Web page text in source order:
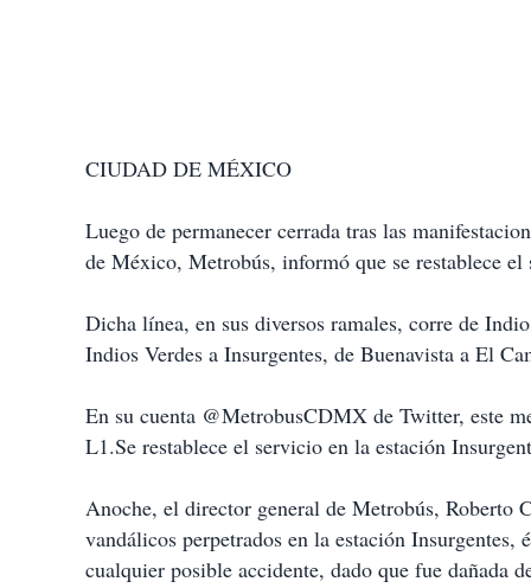
CIUDAD DE MÉXICO
Luego de permanecer cerrada tras las
de México, Metrobús, informó que se restablece
Dicha línea, en sus diversos ramales, corre de
Indios Verdes a Insurgentes, de Buenavista a El
En su cuenta @MetrobusCDMX de Twitter, este
L1.Se restablece el servicio en la estación
Anoche, el director general de Metrobús, Roberto
vandálicos perpetrados en la estación Insurgentes,
cualquier posible accidente, dado que fue dañada